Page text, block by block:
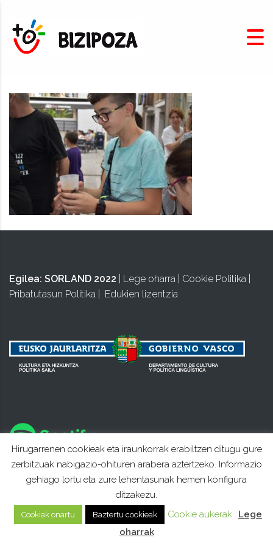
Egilea: SORLAND 2022 Lege oharra Cookie Politika
Pribatutasun Politika
Edukien lizentzia
Hirugarrenen cookieak eta iraunkorrak erabiltzen ditugu gure
zerbitzuak nabigazio-ohituren arabera aztertzeko. Informazio
gehiago lortu eta zure lehentasunak hemen konfigura
ditzakezu.
Cookiak onartu Baztertu cookieak Cookie aukerak
Lege
oharrak